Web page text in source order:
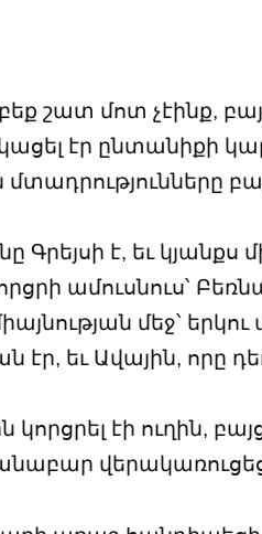
շատ մոտ չէինք,
էր ընտանիքի
Գրեյսի է, եւ կյանքս
ամուսնուս՝
մեջ՝ երկու
էր, եւ Ավային, որը
կորցրել էի ուղին,